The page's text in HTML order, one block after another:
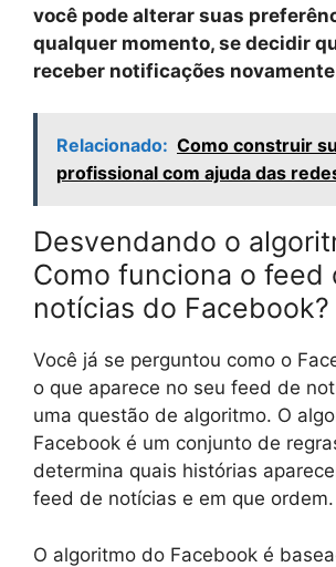
você pode alterar suas
qualquer momento, se decidir
receber notificações
Relacionado: Como construir
profissional com ajuda das
Desvendando o
Como funciona o feed
notícias do Facebook?
Você já se perguntou como o
o que aparece no seu feed de
uma questão de algoritmo. O
Facebook é um conjunto de
determina quais histórias
feed de notícias e em que ordem.
O algoritmo do Facebook é